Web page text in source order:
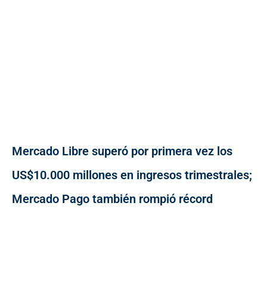
Mercado Libre superó por primera vez los
US$10.000 millones en ingresos trimestrales;
Mercado Pago también rompió récord